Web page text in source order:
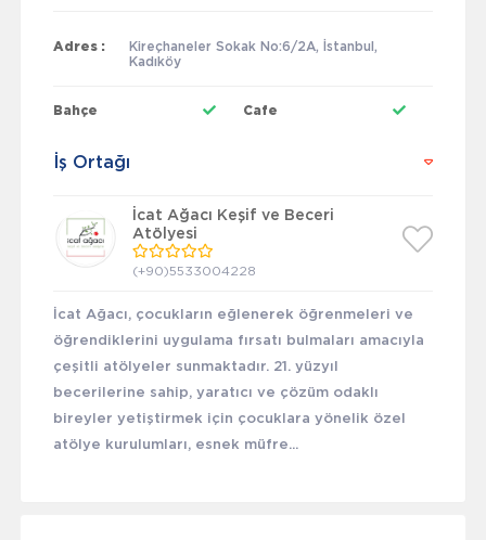
Adres :
Kireçhaneler Sokak No:6/2A, İstanbul,
Kadıköy
Bahçe Cafe
İş Ortağı
İcat Ağacı Keşif ve Beceri
Atölyesi
(+90)5533004228
İcat Ağacı, çocukların eğlenerek öğrenmeleri ve
öğrendiklerini uygulama fırsatı bulmaları amacıyla
çeşitli atölyeler sunmaktadır. 21. yüzyıl
becerilerine sahip, yaratıcı ve çözüm odaklı
bireyler yetiştirmek için çocuklara yönelik özel
atölye kurulumları, esnek müfre...